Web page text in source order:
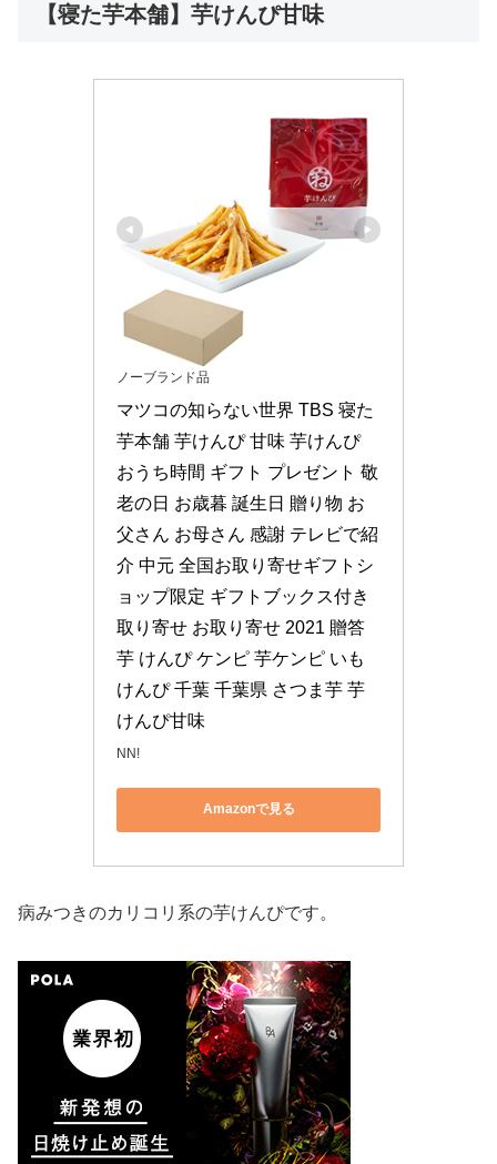
【寝た芋本舗】芋けんぴ甘味
ノーブランド品
マツコの知らない世界 TBS 寝た
芋本舗 芋けんぴ 甘味 芋けんぴ
おうち時間 ギフト プレゼント 敬
老の日 お歳暮 誕生日 贈り物 お
父さん お母さん 感謝 テレビで紹
介 中元 全国お取り寄せギフトシ
ョップ限定 ギフトブックス付き
取り寄せ お取り寄せ 2021 贈答
芋 けんぴ ケンピ 芋ケンピ いも
けんぴ 千葉 千葉県 さつま芋 芋
けんぴ甘味
NN!
Amazonで見る
病みつきのカリコリ系の芋けんぴです。